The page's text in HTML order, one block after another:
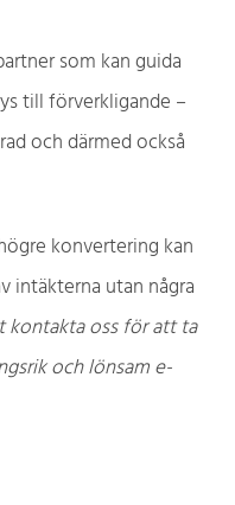
som kan guida
till förverkligande –
och därmed också
konvertering kan
intäkterna utan några
kontakta oss för att ta
och lönsam e-